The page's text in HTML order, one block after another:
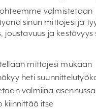
valmistetaan
sinun mittojesi ja
joustavuus ja kestävyys
mittojesi mukaan
heti
valmiina
kiinnittää itse